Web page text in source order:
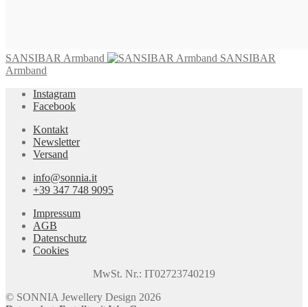
SANSIBAR Armband
SANSIBAR
Armband
Instagram
Facebook
Kontakt
Newsletter
Versand
info@sonnia.it
+39 347 748 9095
Impressum
AGB
Datenschutz
Cookies
MwSt. Nr.: IT02723740219
© SONNIA Jewellery Design 2026